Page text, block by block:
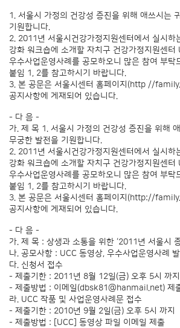
1. 서울시 가정의 건강성 증진을 위해 애쓰시는
기원합니다.
2. 2011년 서울시건강가정지원센터에서 실시하
강화 워크숍에 소개할 자치구 건강가정지원센터
우수사업운영사례를 공모하오니 많은 참여 부탁
붙임 1, 2를 참고하시기 바랍니다.
3. 본 공문은 서울시센터 홈페이지(http //
공지사항에 게재되어 있습니다.
- 다 음 -
가. 제 목 1. 서울시 가정의 건강성 증진을 위해
무궁한 발전을 기원합니다.
2. 2011년 서울시건강가정지원센터에서 실시하
강화 워크숍에 소개할 자치구 건강가정지원센터
우수사업운영사례를 공모하오니 많은 참여 부탁
붙임 1, 2를 참고하시기 바랍니다.
3. 본 공문은 서울시센터 홈페이지(http://
공지사항에 게재되어 있습니다.
- 다 음 -
가. 제 목 : 상생과 소통을 위한 ‘2011년 서울시
나. 공모사항 : UCC 동영상, 우수사업운영사례
다. 신청서 접수
- 제출기한 : 2011년 8월 12일(금) 오후 5시 까지
- 제출방법 : 이메일(dbsk81@hanmail.net) 제
라. UCC 작품 및 사업운영사례문 접수
- 제출기한 : 2010년 9월 2일(금) 오후 5시 까지
- 제출방법 : [UCC] 동영상 파일 이메일 제출